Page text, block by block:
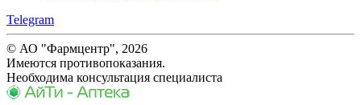
Telegram
© АО "Фармцентр", 2026
Имеются противопоказания.
Необходима консультация специалиста